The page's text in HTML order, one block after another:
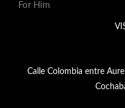
For Him
Calle Colombia entre